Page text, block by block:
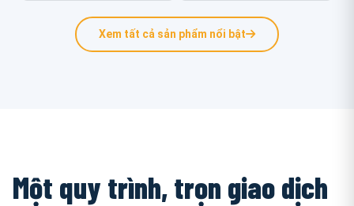
Xem tất cả sản phẩm nổi bật
Một quy trình, trọn giao dịch